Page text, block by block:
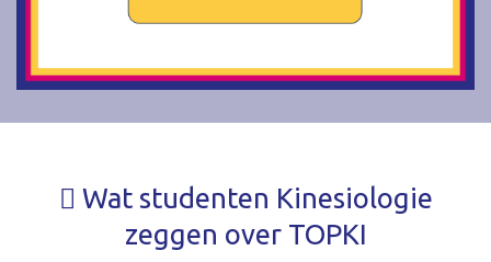
Wat studenten Kinesiologie
zeggen over TOPKI